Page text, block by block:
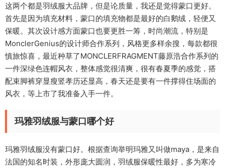
这两个都是羽绒服大品牌，但是论质量，我还是觉得蒙口更好。
首先是因为填充材料，蒙口的填充物都是最好的白鹅绒，轻便又
保暖。其次设计感方面蒙口也要更胜一筹，时尚潮流，特别是
MonclerGenius的设计师合作系列，风格更多样余搜，每款都很
慎旅惊喜，最近种草了MONCLERFRAGMENT藤原浩合作系列的
一件深绿色连帽风衣，整体感觉很清爽，很有春夏季的感觉，搭
配束脚裤穿显瘦竖孝历还显高，春天还是要有一件撑得住场面的
风衣，等上市了我准备入手一件。
玛雅羽绒服与蒙口哪个好
玛雅羽绒服没有蒙口好。根据查询举明玛雅又叫做maya，是来自
法国的知名时装，外形庞大圆润，羽绒服保暖性最好，多为寒冷